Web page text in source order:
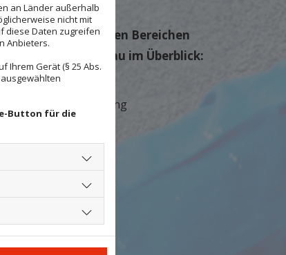
Leistungen in den Bereichen
und Gerüstbau im Überblick:
Außenfassade
Fassadenrenovierung
Fassadenanstrich
Gerüstbau
an Länder außerhalb
nicht mit
diese Daten zugreifen
Anbieters.
Ihrem Gerät (§ 25 Abs.
Button für die